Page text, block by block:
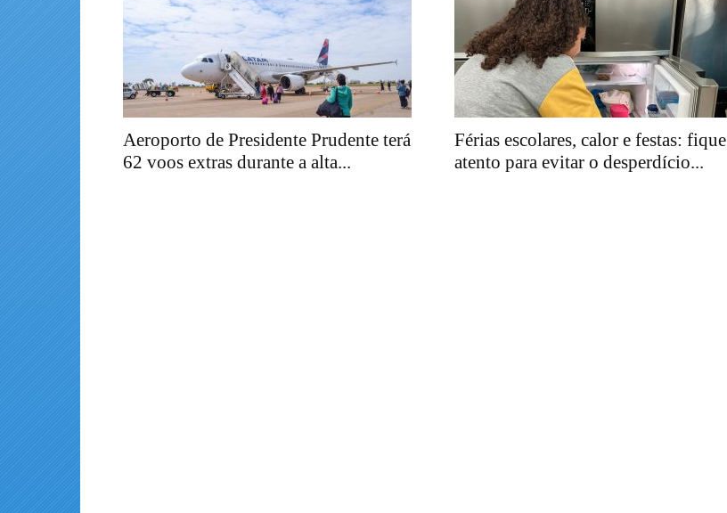
Aeroporto de Presidente Prudente terá
62 voos extras durante a alta...
Férias escolares, calor e festas: fique
atento para evitar o desperdício...